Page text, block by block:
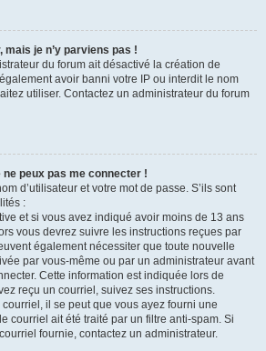
mais je n’y parviens pas !
du forum ait désactivé la création de
avoir banni votre IP ou interdit le nom
utiliser. Contactez un administrateur du forum
peux pas me connecter !
d’utilisateur et votre mot de passe. S’ils sont
:
et si vous avez indiqué avoir moins de 13 ans
vous devrez suivre les instructions reçues par
également nécessiter que toute nouvelle
par vous-même ou par un administrateur avant
Cette information est indiquée lors de
reçu un courriel, suivez ses instructions.
il se peut que vous ayez fourni une
courriel ait été traité par un filtre anti-spam. Si
fournie, contactez un administrateur.